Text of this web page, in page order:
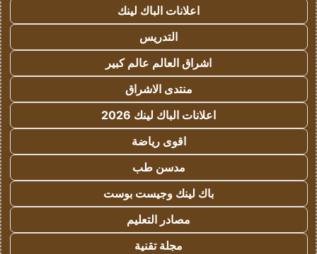
اعلانات الباك لينك
التدريس
اشراق العالم عالم كبير
منتدى الاشراق
اعلانات الباك لينك 2026
اقوى رياضة
مدسن طب
باك لينك وجيست بوست
مصادر التعليم
مجلة تقنية